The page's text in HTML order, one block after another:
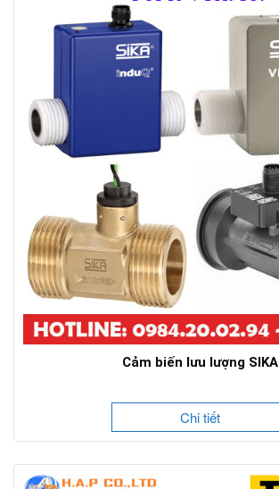
Cảm biến lưu lượng SIKA
Chi tiết